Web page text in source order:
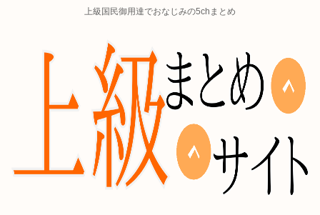
上級国民御用達でおなじみの5chまとめ